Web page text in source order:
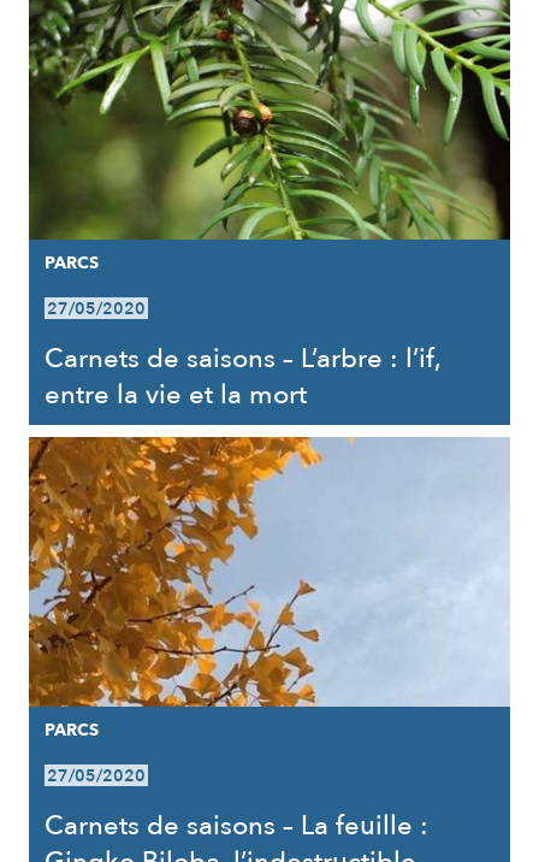
PARCS
27/05/2020
Carnets de saisons – L’arbre : l’if,
entre la vie et la mort
PARCS
27/05/2020
Carnets de saisons – La feuille :